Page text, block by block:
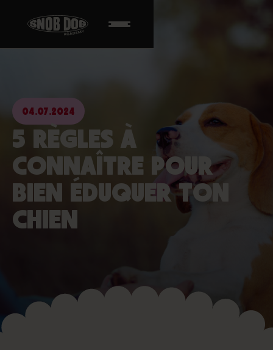
04.07.2024
5 RÈGLES À
CONNAÎTRE POUR
BIEN ÉDUQUER TON
CHIEN